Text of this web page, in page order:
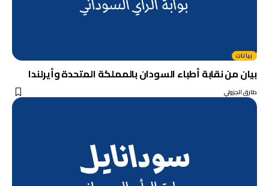
بيانات
بيان من نقابة أطباء السودان بالمملكة المتحدة وأيرلندا
طارق الجزولي